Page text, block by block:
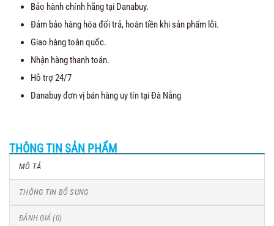
Bảo hành chính hãng tại Danabuy.
Đảm bảo hàng hóa đổi trả, hoàn tiền khi sản phẩm lỗi.
Giao hàng toàn quốc.
Nhận hàng thanh toán.
Hỗ trợ 24/7
Danabuy đơn vị bán hàng uy tín tại Đà Nẵng
THÔNG TIN SẢN PHẨM
MÔ TẢ
THÔNG TIN BỔ SUNG
ĐÁNH GIÁ (0)